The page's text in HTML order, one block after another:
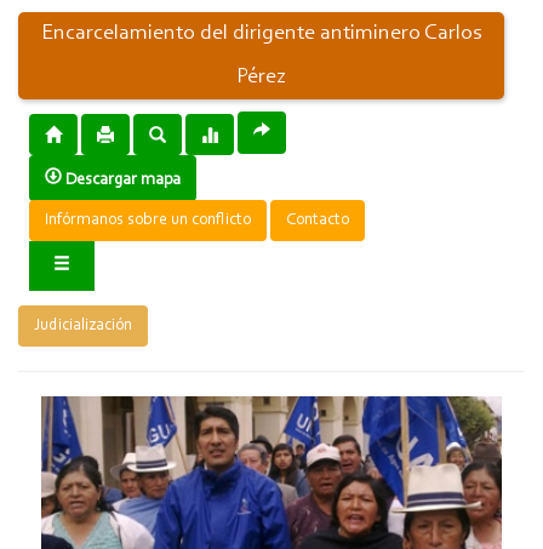
Encarcelamiento del dirigente antiminero Carlos
Pérez
Descargar mapa
Infórmanos sobre un conflicto Contacto
Judicialización